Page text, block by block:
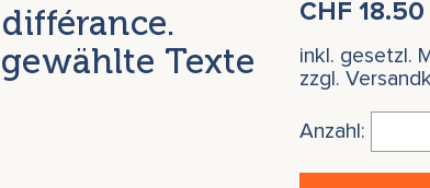
Texte
CHF 18.50
inkl. gesetzl.
zzgl.
Anzahl: